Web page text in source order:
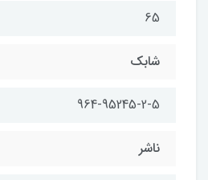
65
شابك
964-95245-2-5
ناشر